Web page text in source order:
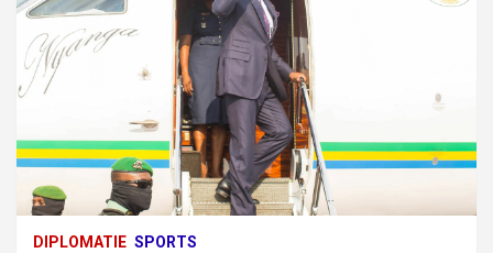
DIPLOMATIE SPORTS